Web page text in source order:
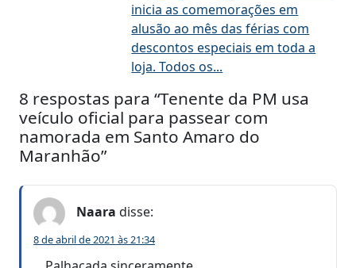
inicia as comemorações em
alusão ao mês das férias com
descontos especiais em toda a
loja. Todos os...
8 respostas para “Tenente da PM usa
veículo oficial para passear com
namorada em Santo Amaro do
Maranhão”
Naara disse:
8 de abril de 2021 às 21:34